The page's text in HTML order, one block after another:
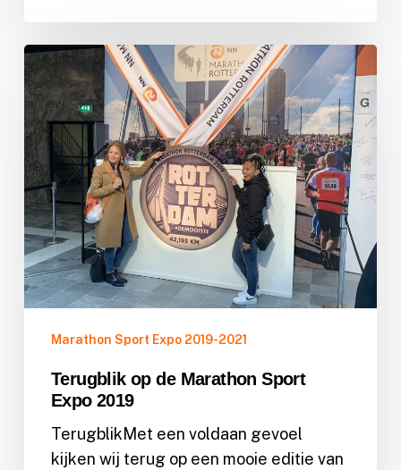
Terugblik
op
de
Marathon
Sport
Expo
2019
Marathon Sport Expo 2019-2021
Terugblik op de Marathon Sport
Expo 2019
TerugblikMet een voldaan gevoel
kijken wij terug op een mooie editie van